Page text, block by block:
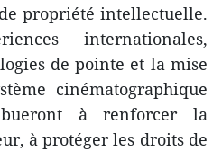
propriété intellectuelle.
internationales,
de pointe et la mise
cinématographique
à renforcer la
à protéger les droits de